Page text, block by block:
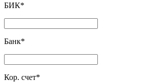
БИК*
Банк*
Кор. счет*